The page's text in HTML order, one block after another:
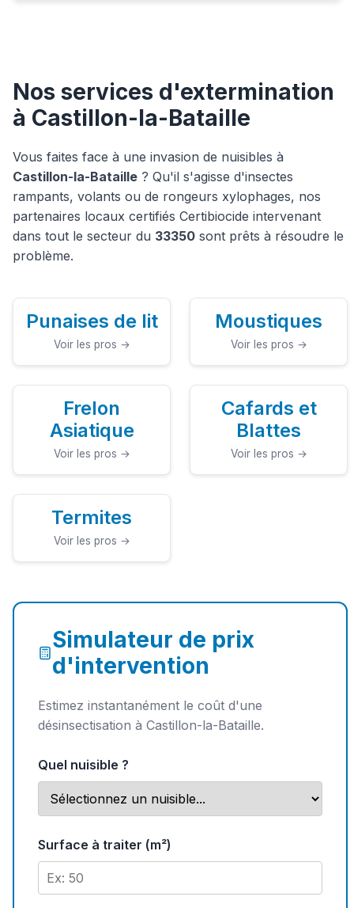
Nos services d'extermination
à Castillon-la-Bataille
Vous faites face à une invasion de nuisibles à
Castillon-la-Bataille ? Qu'il s'agisse d'insectes
rampants, volants ou de rongeurs xylophages, nos
partenaires locaux certifiés Certibiocide intervenant
dans tout le secteur du 33350 sont prêts à résoudre le
problème.
Punaises de lit
Voir les pros →
Moustiques
Voir les pros →
Frelon
Asiatique
Voir les pros →
Cafards et
Blattes
Voir les pros →
Termites
Voir les pros →
Simulateur de prix
d'intervention
Estimez instantanément le coût d'une
désinsectisation à Castillon-la-Bataille.
Quel nuisible ?
Surface à traiter (m²)